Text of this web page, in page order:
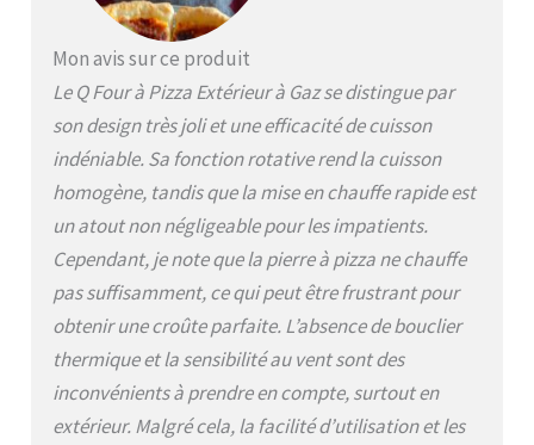
déballage, vous pouvez
commencer à cuisiner
immédiatement.
d'enfant : dépliez les
jambes, insérez la pierre à
pizza et connectez-la à un
réservoir de gaz. Grâce à
l'allumage instantané au
gaz, votre aventure de
cuisson de pizza peut
immédiatement. Efficacité
et simplicité supérieures :
le boîtier en acier au
Mon avis sur ce produit
Le Q Four à Pizza Extérieur à Gaz se distingue par
son design très joli et une efficacité de cuisson
indéniable. Sa fonction rotative rend la cuisson
homogène, tandis que la mise en chauffe rapide est
un atout non négligeable pour les impatients.
Cependant, je note que la pierre à pizza ne chauffe
pas suffisamment, ce qui peut être frustrant pour
obtenir une croûte parfaite. L’absence de bouclier
thermique et la sensibilité au vent sont des
inconvénients à prendre en compte, surtout en
extérieur. Malgré cela, la facilité d’utilisation et les